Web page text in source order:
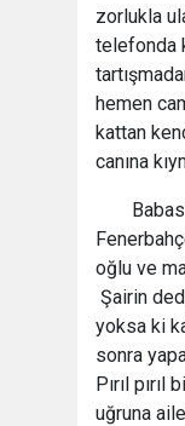
zorlukla
telefonda
hemen
kattan
canına
oğlu ve
Şairin
yoksa ki
sonra
Pırıl
uğruna